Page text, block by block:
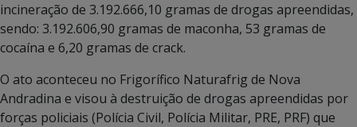
incineração de 3.192.666,10 gramas de drogas apreendidas,
sendo: 3.192.606,90 gramas de maconha, 53 gramas de
cocaína e 6,20 gramas de crack.
O ato aconteceu no Frigorífico Naturafrig de Nova
Andradina e visou à destruição de drogas apreendidas por
forças policiais (Polícia Civil, Polícia Militar, PRE, PRF) que